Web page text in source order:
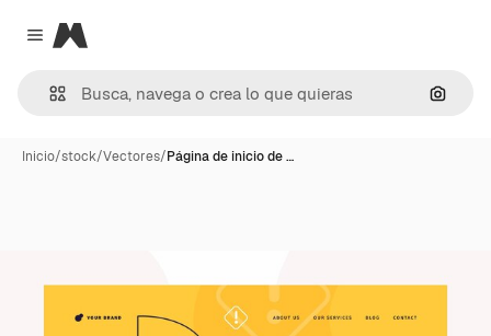
Close menu
Magnific
Inicio/stock/Vectores/Página de inicio de …